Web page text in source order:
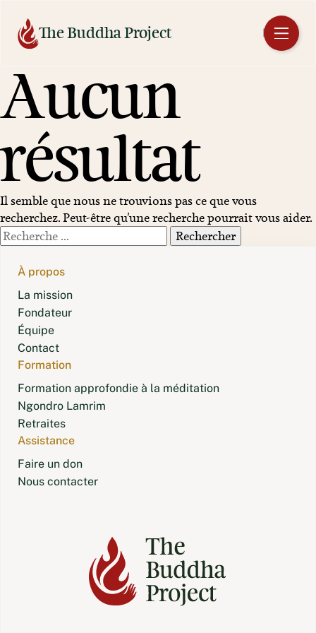
contenuThe Buddha Project FR
Aucun
résultat
Il semble que nous ne trouvions pas ce que vous
recherchez. Peut-être qu'une recherche pourrait vous aider.
Rechercher
:
À propos
La mission
Fondateur
Équipe
Contact
Formation
Formation approfondie à la méditation
Ngondro Lamrim
Retraites
Assistance
Faire un don
Nous contacter